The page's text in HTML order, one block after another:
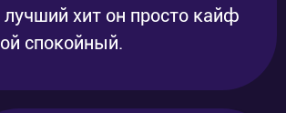
лучший хит он просто кайф
спокойный.